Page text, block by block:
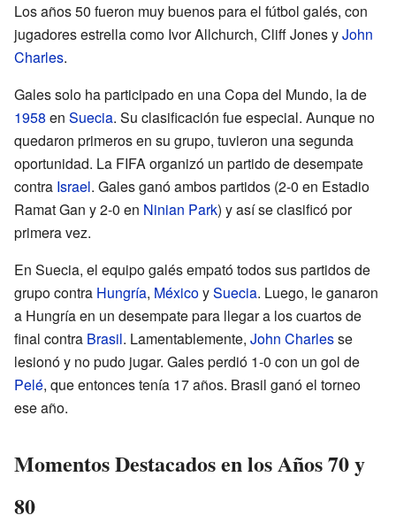
Los años 50 fueron muy buenos para el fútbol galés, con
jugadores estrella como Ivor Allchurch, Cliff Jones yJohn
Charles.
Gales solo ha participado en una Copa del Mundo, la de
1958 en Suecia. Su clasificación fue especial. Aunque no
quedaron primeros en su grupo, tuvieron una segunda
oportunidad. La FIFA organizó un partido de desempate
contra Israel. Gales ganó ambos partidos (2-0 en Estadio
Ramat Gan y 2-0 en Ninian Park) y así se clasificó por
primera vez.
En Suecia, el equipo galés empató todos sus partidos de
grupo contra Hungría, MéxicoySuecia. Luego, le ganaron
a Hungría en un desempate para llegar a los cuartos de
final contra Brasil. Lamentablemente, John Charlesse
lesionó y no pudo jugar. Gales perdió 1-0 con un gol de
Pelé, que entonces tenía 17 años. Brasil ganó el torneo
ese año.
Momentos Destacados en los Años 70 y
80